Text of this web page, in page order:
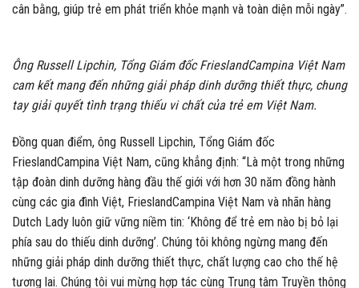
cân bằng, giúp trẻ em phát triển khỏe mạnh và toàn diện mỗi ngày”.
Ông Russell Lipchin, Tổng Giám đốc FrieslandCampina Việt Nam
cam kết mang đến những giải pháp dinh dưỡng thiết thực, chung
tay giải quyết tình trạng thiếu vi chất của trẻ em Việt Nam.
Đồng quan điểm, ông Russell Lipchin, Tổng Giám đốc
FrieslandCampina Việt Nam, cũng khẳng định: “Là một trong những
tập đoàn dinh dưỡng hàng đầu thế giới với hơn 30 năm đồng hành
cùng các gia đình Việt, FrieslandCampina Việt Nam và nhãn hàng
Dutch Lady luôn giữ vững niềm tin: ‘Không để trẻ em nào bị bỏ lại
phía sau do thiếu dinh dưỡng’. Chúng tôi không ngừng mang đến
những giải pháp dinh dưỡng thiết thực, chất lượng cao cho thế hệ
tương lai. Chúng tôi vui mừng hợp tác cùng Trung tâm Truyền thông